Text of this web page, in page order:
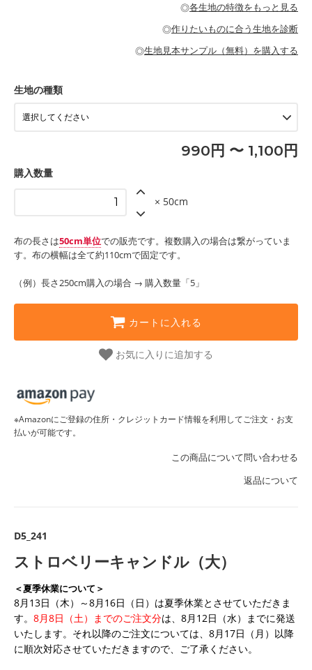
・カーテン、エプロン、テーブルクロスなどの暮らしのアイテム
・パンツ、タックスカートなどのボトムス
もっと詳しく見る
耐久性があります。トートバッグ・ポーチ・ペンケースなどの布
小物、インテリア用品に向いています。
・工作用エプロン
もっと詳しく見る
◎各生地の特徴をもっと見る
◎作りたいものに合う生地を診断
◎生地見本サンプル（無料）を購入する
生地の種類
990円 〜 1,100円
購入数量
× 50cm
布の長さは50cm単位での販売です。複数購入の場合は繋がっていま
す。布の横幅は全て約110cmで固定です。
（例）長さ250cm購入の場合 → 購入数量「5」
カートに入れる
お気に入りに追加する
※Amazonにご登録の住所・クレジットカード情報を利用してご注文・お支
払いが可能です。
この商品について問い合わせる
返品について
D5_241
ストロベリーキャンドル（大）
＜夏季休業について＞
8月13日（木）～8月16日（日）は夏季休業とさせていただきま
す。 8月8日（土）までのご注文分は、8月12日（水）までに発送
いたします。それ以降のご注文については、8月17日（月）以降
に順次対応させていただきますので、ご了承ください。